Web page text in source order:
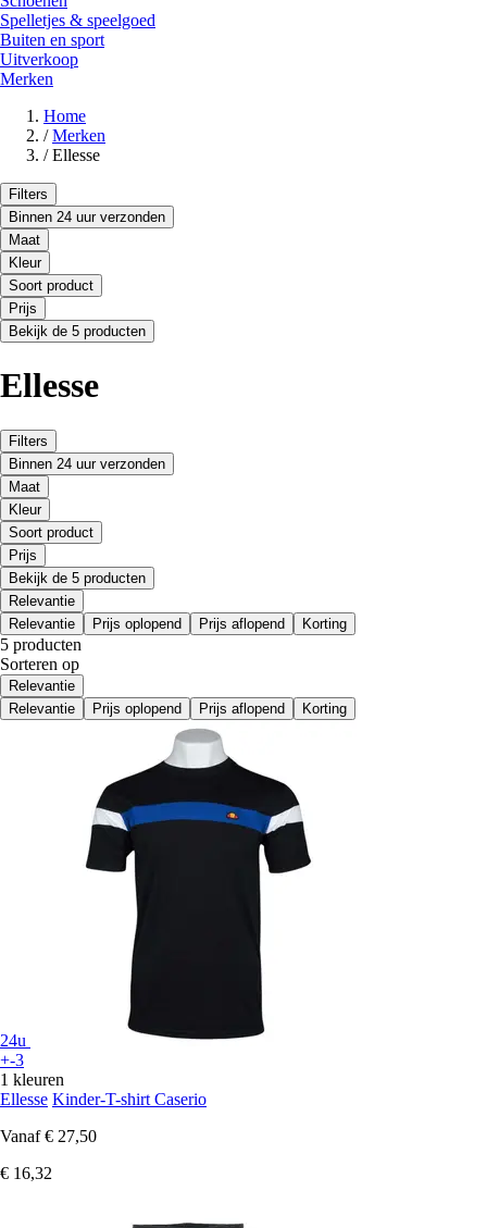
Spelletjes & speelgoed
Buiten en sport
Uitverkoop
Merken
Home
/ Merken
/ Ellesse
Filters
Binnen 24 uur verzonden
Maat
Kleur
Soort product
Prijs
Bekijk de 5 producten
Ellesse
Filters
Binnen 24 uur verzonden
Maat
Kleur
Soort product
Prijs
Bekijk de 5 producten
Relevantie
Relevantie
Prijs oplopend Prijs aflopend Korting
5 producten
Sorteren op
Relevantie
Relevantie
Prijs oplopend Prijs aflopend Korting
24u
+-3
1 kleuren
Ellesse Kinder-T-shirt Caserio
Vanaf € 27,50
€ 16,32